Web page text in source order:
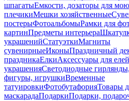
шпагатыЕмкости, дозаторы для
плечикиМешки хозяйственные
постерыФотоальбомыРамки для
картинПредметы интерьера
украшенийСтатуэткиМагниты
сувенирныеИконыПраздничный
праздникаЕлкиАксессуары для
украшенияСветодиодные
фигуры, игрушкиВременные
татуировкиФотобутафорияТовары
маскарадаПодаркиПодарки,